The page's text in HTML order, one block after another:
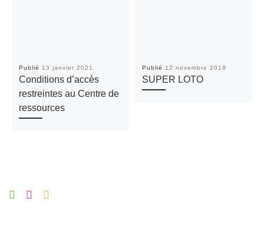
Publié 13 janvier 2021
Conditions d’accès
restreintes au Centre de
ressources
Publié 12 novembre 2019
SUPER LOTO